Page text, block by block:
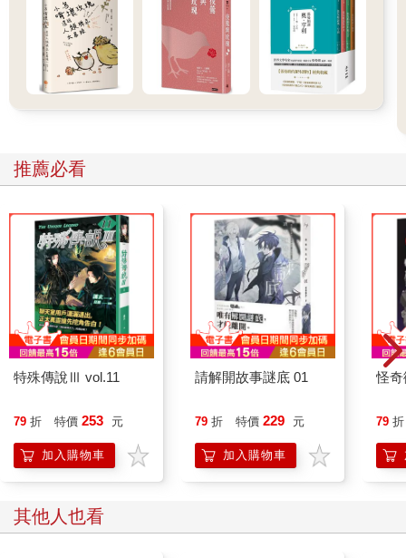
「風太大了。大家手拉手，慢慢走回教室！」老師慌張的大喊。
每個人立即聽從命令，頂著強風，一起吃力的往前走，有人甚至
勾肩搭背，就是不要落單。一進教室，同學們個個驚魂未定，直
到關上門窗之後，才終於鬆了一口氣。
老師讓大家先坐下來休息一下，然後她打開手機注意即時新聞，
隨即露出驚恐的表情，高聲說：「巴黎、東京、上海、雪梨、紐
「真可怕！」大家面面相覷，不約而同的說。
這時，風息了。同學們打開窗戶，發現窗外恢復了往常的平靜景
象，好似什麼事都沒發生過。大家訝異的看著彼此，又看看老
師，老半天說不出話來。
放學後，一回到家，阿志和娃娃急著跟爸媽分享這件怪事。
「剛才我去買菜途中也遇到狂風，還好我趕緊躲進便利商店
裡。」爸爸說。
媽媽也心有餘悸的說：「我剛從郵局辦完事走出來，大風竟然把
我的存摺吹到對街去，還好我即時撿回來，但也摔了一跤，所幸
沒有受傷。」
「不對呀！」爸爸疑惑的說：「雖然世界各地都有可能出現龍捲
風，但今天同一時間在不同地方颳起了龍捲風，實在太奇怪
了。」
風，雖然沒有造成傷亡，卻引發不少民眾恐慌。」媽媽擔心的
說：「所以大家出門千萬要小心，萬一遇到了，就趕緊躲進建築
推薦必看
特殊傳說Ⅲ vol.11
79 折 特價 253 元
加入購物車
請解開故事謎底 01
79 折 特價 229 元
加入購物車
怪
79 折
其他人也看